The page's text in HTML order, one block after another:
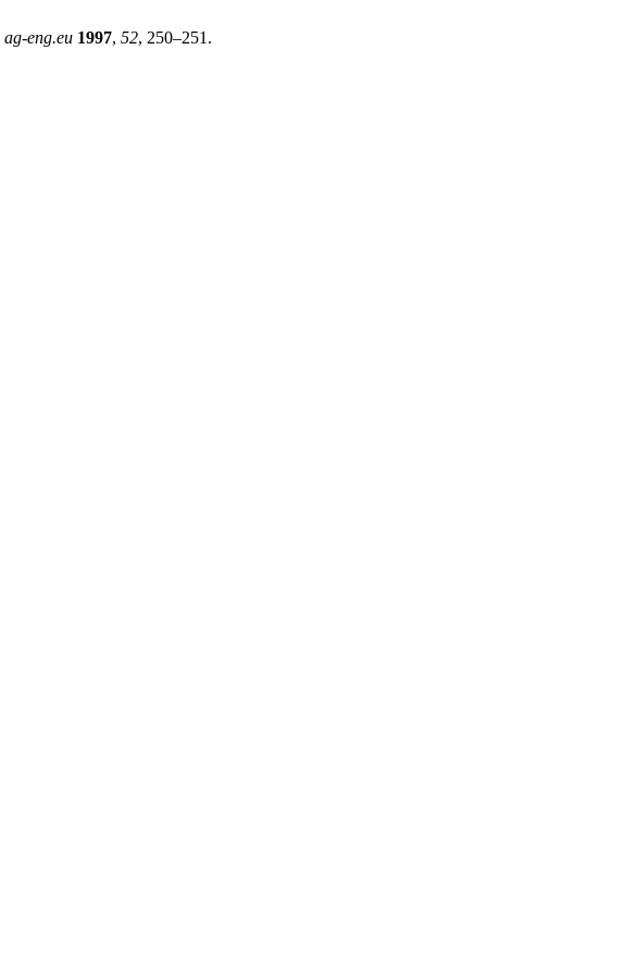
ag-eng.eu 1997, 52, 250–251.